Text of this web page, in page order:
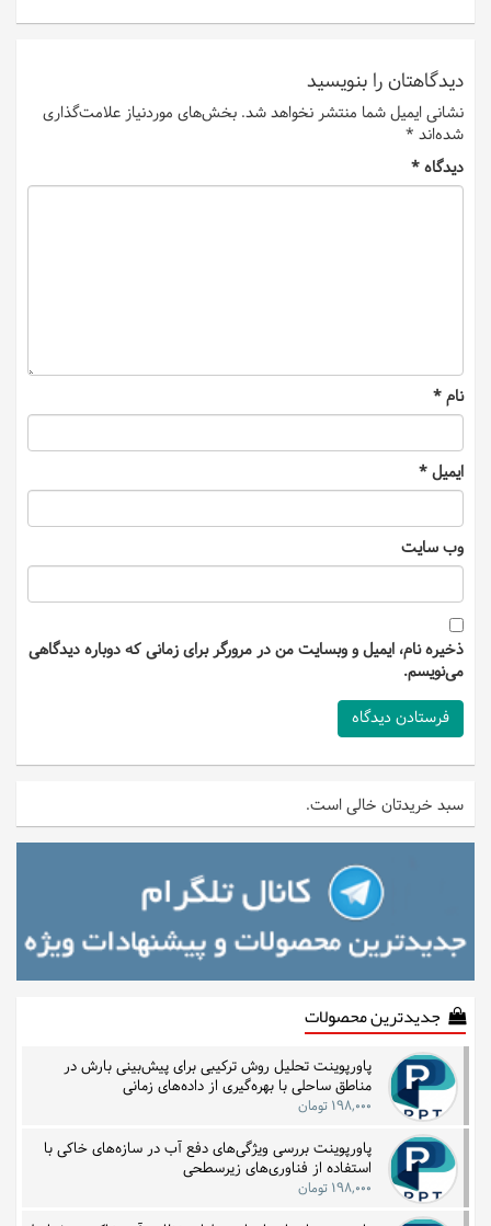
دیدگاهتان را بنویسید
نشانی ایمیل شما منتشر نخواهد شد. بخش‌های موردنیاز علامت‌گذاری
شده‌اند *
دیدگاه*
نام*
ایمیل*
وب‌ سایت
ذخیره نام، ایمیل و وبسایت من در مرورگر برای زمانی که دوباره دیدگاهی
می‌نویسم.
سبد خریدتان خالی است.
جدیدترین محصولات
پاورپوینت تحلیل روش ترکیبی برای پیش‌بینی بارش در
مناطق ساحلی با بهره‌گیری از داده‌های زمانی
۱۹۸,۰۰۰ تومان
پاورپوینت بررسی ویژگی‌های دفع آب در سازه‌های خاکی با
استفاده از فناوری‌های زیرسطحی
۱۹۸,۰۰۰ تومان